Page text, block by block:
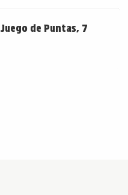
de Puntas, 7